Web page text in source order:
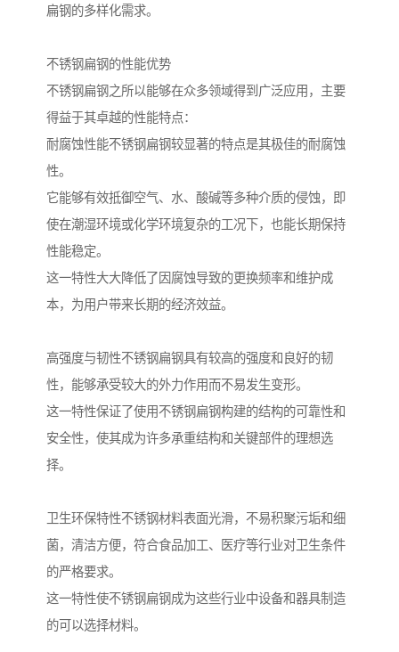
扁钢的多样化需求。
不锈钢扁钢的性能优势
不锈钢扁钢之所以能够在众多领域得到广泛应用，主要
得益于其卓越的性能特点：
耐腐蚀性能不锈钢扁钢较显著的特点是其极佳的耐腐蚀
性。
它能够有效抵御空气、水、酸碱等多种介质的侵蚀，即
使在潮湿环境或化学环境复杂的工况下，也能长期保持
性能稳定。
这一特性大大降低了因腐蚀导致的更换频率和维护成
本，为用户带来长期的经济效益。
高强度与韧性不锈钢扁钢具有较高的强度和良好的韧
性，能够承受较大的外力作用而不易发生变形。
这一特性保证了使用不锈钢扁钢构建的结构的可靠性和
安全性，使其成为许多承重结构和关键部件的理想选
择。
卫生环保特性不锈钢材料表面光滑，不易积聚污垢和细
菌，清洁方便，符合食品加工、医疗等行业对卫生条件
的严格要求。
这一特性使不锈钢扁钢成为这些行业中设备和器具制造
的可以选择材料。